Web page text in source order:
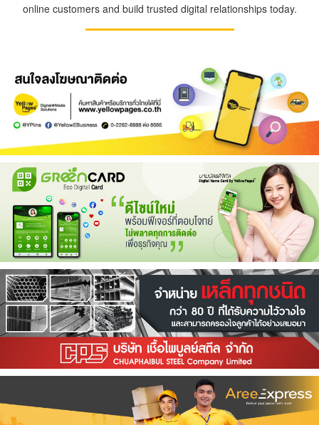
online customers and build trusted digital relationships today.